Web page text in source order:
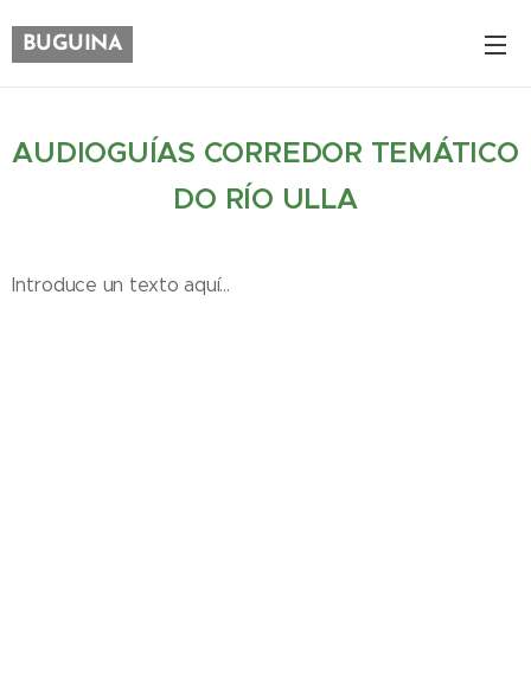
BUGUINA
AUDIOGUÍAS CORREDOR TEMÁTICO
DO RÍO ULLA
Introduce un texto aquí...